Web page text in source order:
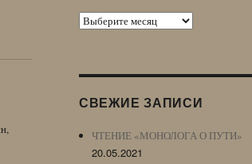
Архив
Archive)
СВЕЖИЕ ЗАПИСИ
ЧТЕНИЕ «МОНОЛОГА О ПУТИ»
20.05.2021